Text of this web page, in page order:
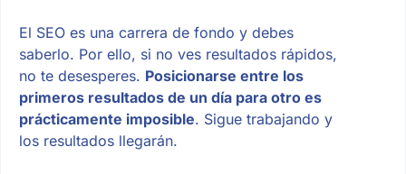
El SEO es una carrera de fondo y debes
saberlo. Por ello, si no ves resultados rápidos,
no te desesperes. Posicionarse entre los
primeros resultados de un día para otro es
prácticamente imposible. Sigue trabajando y
los resultados llegarán.